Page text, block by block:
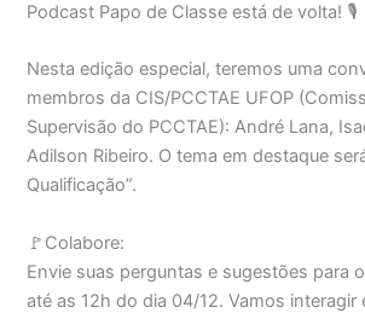
Podcast Papo de Classe está de volta! 🎙️
Nesta edição especial, teremos uma
membros da CIS/PCCTAE UFOP
Supervisão do PCCTAE): André Lana,
Adilson Ribeiro. O tema em destaque
Qualificação”.
🚩Colabore:
Envie suas perguntas e sugestões para
até as 12h do dia 04/12. Vamos interagir